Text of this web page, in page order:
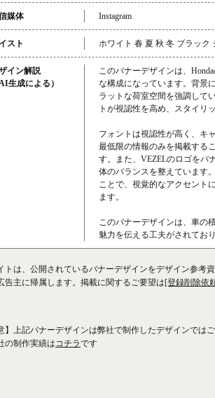
媒体 Instagram
スト ホワイト 春 夏 秋 冬 ブラック
イン解説
AI生成による）
このバナーデザインは、
な構成になっています。背景
ラットな荷室空間を強調して
トが視認性を高め、スタイリ
フォントは視認性が高く、キ
最低限の情報のみを掲載する
す。また、VEZELのロゴをバ
体のバランスを整えています
ことで、視覚的なアクセント
ます。
このバナーデザインは、車の
魅力を伝える工夫がされてお
トは、公開されているバナーデザインをデザイン参考
告主に帰属します。掲載に関するご要望は[登録削除依
】上記バナーデザインは弊社で制作したデザインでは
の制作実績はコチラです